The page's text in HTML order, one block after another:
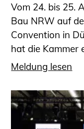
Vom 24. bis 25.
Bau NRW auf
Convention in
hat die Kammer
Meldung lesen